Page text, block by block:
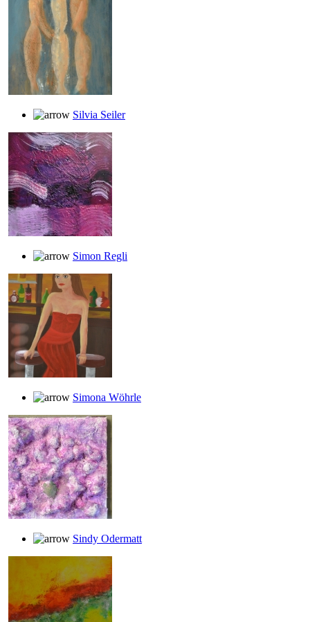
Silvia Seiler
Simon Regli
Simona Wöhrle
Sindy Odermatt